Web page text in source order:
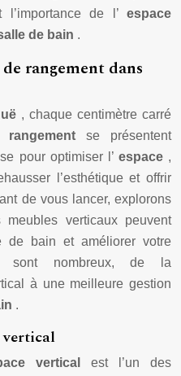
l’importance de l’ espace
de bain .
rangement dans
, chaque centimètre carré
rangement se présentent
pour optimiser l’ espace ,
l’esthétique et offrir
de vous lancer, explorons
verticaux peuvent
de bain et améliorer votre
sont nombreux, de la
à une meilleure gestion
.
vertical
vertical est l’un des